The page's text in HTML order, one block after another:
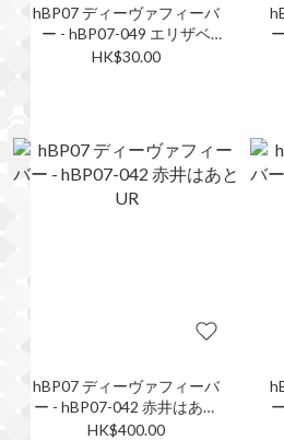
hBP07 ディーヴァフィーバ
ー - hBP07-049 エリザベ
ス・ローズ・ブラッドフレ
HK$30.00
hBP07 ディーヴァフィーバ
ー - hBP07-042 赤井はあと
UR
HK$400.00